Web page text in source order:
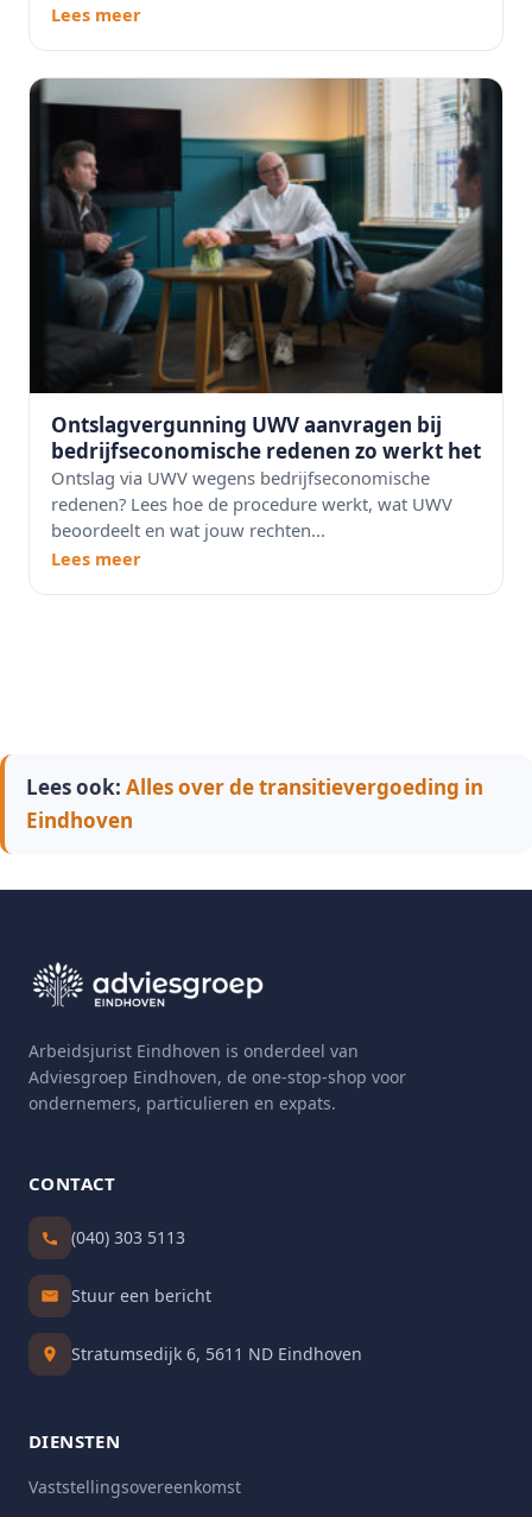
Lees meer
Ontslagvergunning UWV aanvragen bij
bedrijfseconomische redenen zo werkt het
Ontslag via UWV wegens bedrijfseconomische
redenen? Lees hoe de procedure werkt, wat UWV
beoordeelt en wat jouw rechten...
Lees meer
Lees ook: Alles over de transitievergoeding in
Eindhoven
Arbeidsjurist Eindhoven is onderdeel van
Adviesgroep Eindhoven, de one-stop-shop voor
ondernemers, particulieren en expats.
CONTACT
(040) 303 5113
Stuur een bericht
Stratumsedijk 6, 5611 ND Eindhoven
DIENSTEN
Vaststellingsovereenkomst